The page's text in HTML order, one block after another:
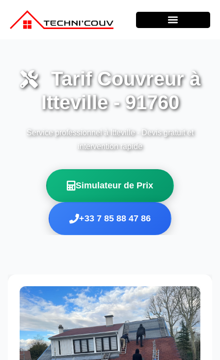
Tarif Couvreur à
Itteville - 91760
Service professionnel à Itteville - Devis gratuit et
intervention rapide
Simulateur de Prix
+33 7 85 88 47 86